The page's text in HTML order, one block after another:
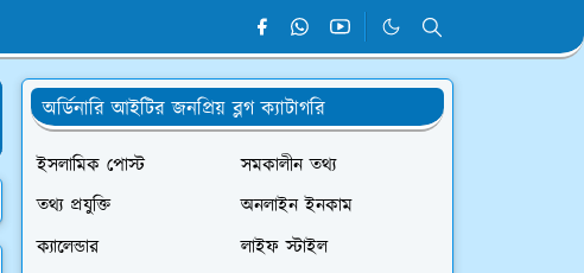
অর্ডিনারি আইটির জনপ্রিয় ব্লগ ক্যাটাগরি
ইসলামিক পোস্ট
সমকালীন তথ্য
তথ্য প্রযুক্তি
অনলাইন ইনকাম
ক্যালেন্ডার
লাইফ স্টাইল